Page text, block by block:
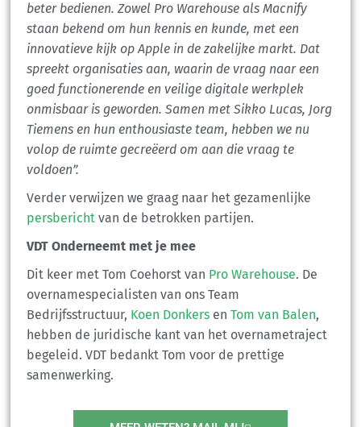
beter bedienen. Zowel Pro Warehouse als Macnify
staan bekend om hun kennis en kunde, met een
innovatieve kijk op Apple in de zakelijke markt. Dat
spreekt organisaties aan, waarin de vraag naar een
goed functionerende en veilige digitale werkplek
onmisbaar is geworden. Samen met Sikko Lucas, Jorg
Tiemens en hun enthousiaste team, hebben we nu
volop de ruimte gecreëerd om aan die vraag te
voldoen”.
Verder verwijzen we graag naar het gezamenlijke
persbericht van de betrokken partijen.
VDT Onderneemt met je mee
Dit keer met Tom Coehorst van Pro Warehouse. De
overnamespecialisten van ons Team
Bedrijfsstructuur, Koen Donkers en Tom van Balen,
hebben de juridische kant van het overnametraject
begeleid. VDT bedankt Tom voor de prettige
samenwerking.